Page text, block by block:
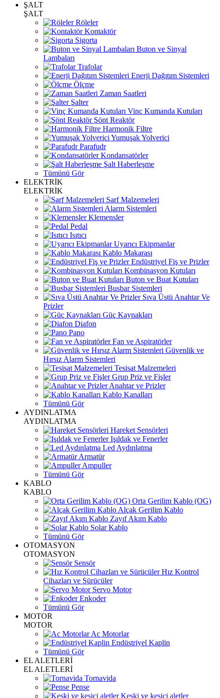
ŞALT
ŞALT
Röleler
Kontaktör
Sigorta
Buton ve Sinyal
Lambaları
Trafolar
Enerji Dağıtım Sistemleri
Ölçme
Zaman Saatleri
Şalter
Vinç Kumanda Kutuları
Şönt Reaktör
Harmonik Filtre
Yumuşak Yolverici
Parafudr
Kondansatörler
Şalt Haberleşme
Tümünü Gör
ELEKTRİK
ELEKTRİK
Sarf Malzemeleri
Alarm Sistemleri
Klemensler
Pedal
Isıtıcı
Uyarıcı Ekipmanlar
Kablo Makarası
Endüstriyel Fiş ve Prizler
Kombinasyon Kutuları
Buton ve Buat Kutuları
Busbar Sistemleri
Sıva Üstü Anahtar Ve
Prizler
Güç Kaynakları
Diafon
Pano
Fan ve Aspiratörler
Güvenlik ve
Hırsız Alarm Sistemleri
Tesisat Malzemeleri
Grup Priz ve Fişler
Anahtar ve Prizler
Kablo Kanalları
Tümünü Gör
AYDINLATMA
AYDINLATMA
Hareket Sensörleri
Işıldak ve Fenerler
Led Aydınlatma
Armatür
Ampuller
Tümünü Gör
KABLO
KABLO
Orta Gerilim Kablo (OG)
Alçak Gerilim Kablo
Zayıf Akım Kablo
Solar Kablo
Tümünü Gör
OTOMASYON
OTOMASYON
Sensör
Hız Kontrol
Cihazları ve Sürücüler
Servo Motor
Enkoder
Tümünü Gör
MOTOR
MOTOR
Ac Motorlar
Endüstriyel Kaplin
Tümünü Gör
EL ALETLERİ
EL ALETLERİ
Tornavida
Pense
Keski ve kesici aletler